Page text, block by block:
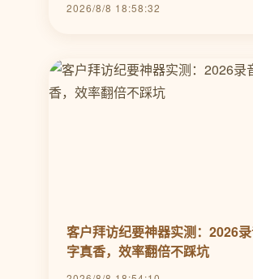
2026/8/8 18:58:32
客户拜访纪要神器实测：2026
字真香，效率翻倍不踩坑